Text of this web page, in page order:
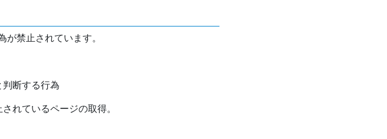
禁止されています。
断する行為
れているページの取得。